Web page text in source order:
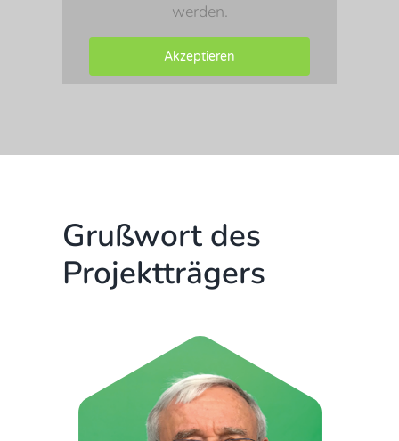
werden.
Akzeptieren
Grußwort des
Projektträgers